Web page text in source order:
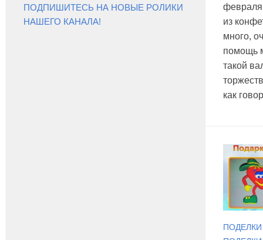
февраля
из
много,
помощь
такой
как
ПОДПИШИТЕСЬ НА НОВЫЕ РОЛИКИ
НАШЕГО КАНАЛА!